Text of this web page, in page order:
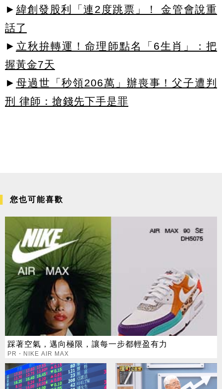
► 緯創發股利「連2度跳票」！ 金管會說重
話了
► 立秋拚轉運！命理師點名「6生肖」：把
握黃金7天
► 母過世「秒領206萬」辦喪事！父子遭判
刑 律師：搶錢先下手是罪
您也可能喜歡
踩著空氣，邁向極限，讓每一步都輕盈有力
PR・NIKE AIR MAX